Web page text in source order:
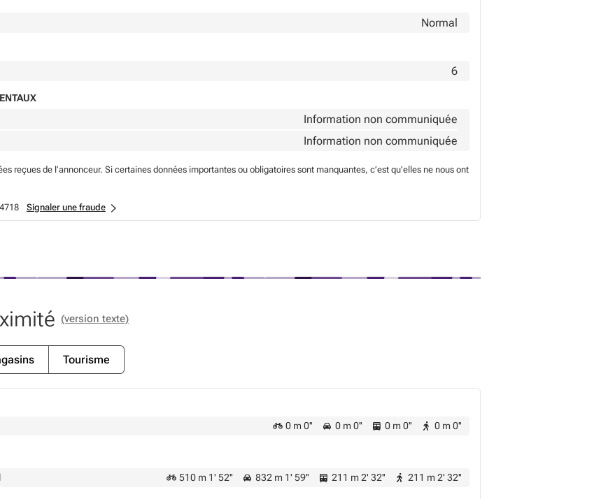
Normal
6
Information non communiquée
Information non communiquée
reçues de l’annonceur. Si certaines données importantes ou obligatoires sont manquantes, c’est qu’elles ne nous ont
Signaler une fraude
(version texte)
Tourisme
0 m 0'' 0 m 0'' 0 m 0'' 0 m 0''
510 m 1' 52'' 832 m 1' 59'' 211 m 2' 32'' 211 m 2' 32''